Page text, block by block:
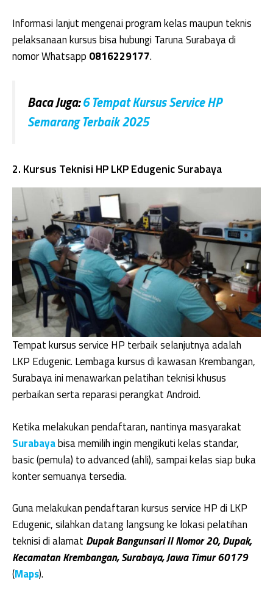
Informasi lanjut mengenai program kelas maupun teknis
pelaksanaan kursus bisa hubungi Taruna Surabaya di
nomor Whatsapp 0816229177.
Baca Juga:6 Tempat Kursus Service HP
Semarang Terbaik 2025
2. Kursus Teknisi HP LKP Edugenic Surabaya
Tempat kursus service HP terbaik selanjutnya adalah
LKP Edugenic. Lembaga kursus di kawasan Krembangan,
Surabaya ini menawarkan pelatihan teknisi khusus
perbaikan serta reparasi perangkat Android.
Ketika melakukan pendaftaran, nantinya masyarakat
Surabayabisa memilih ingin mengikuti kelas standar,
basic (pemula) to advanced (ahli), sampai kelas siap buka
konter semuanya tersedia.
Guna melakukan pendaftaran kursus service HP di LKP
Edugenic, silahkan datang langsung ke lokasi pelatihan
teknisi di alamat Dupak Bangunsari II Nomor 20, Dupak,
Kecamatan Krembangan, Surabaya, Jawa Timur 60179
(Maps).